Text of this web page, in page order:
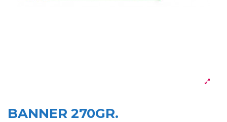
BANNER 270GR.